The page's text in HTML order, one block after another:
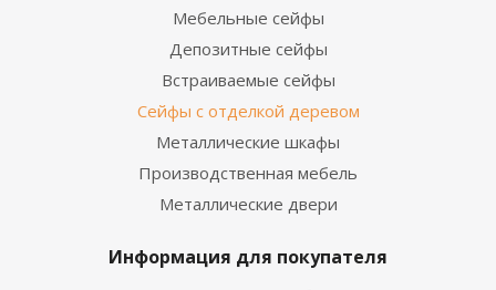
Мебельные сейфы
Депозитные сейфы
Встраиваемые сейфы
Сейфы с отделкой деревом
Металлические шкафы
Производственная мебель
Металлические двери
Информация для покупателя